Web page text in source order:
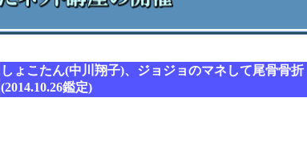
しょこたん(中川翔子)、ジョジョのマネして尾骨骨折
(2014.10.26鑑定)